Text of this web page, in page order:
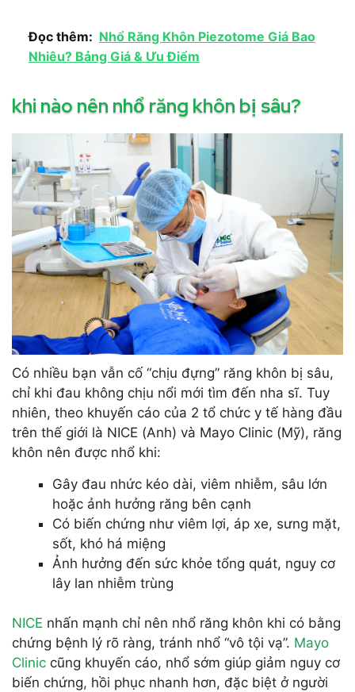
Đọc thêm: Nhổ Răng Khôn Piezotome Giá Bao
Nhiêu? Bảng Giá & Ưu Điểm
khi nào nên nhổ răng khôn bị sâu?
Có nhiều bạn vẫn cố “chịu đựng” răng khôn bị sâu,
chỉ khi đau không chịu nổi mới tìm đến nha sĩ. Tuy
nhiên, theo khuyến cáo của 2 tổ chức y tế hàng đầu
trên thế giới là NICE (Anh) và Mayo Clinic (Mỹ), răng
khôn nên được nhổ khi:
Gây đau nhức kéo dài, viêm nhiễm, sâu lớn
hoặc ảnh hưởng răng bên cạnh
Có biến chứng như viêm lợi, áp xe, sưng mặt,
sốt, khó há miệng
Ảnh hưởng đến sức khỏe tổng quát, nguy cơ
lây lan nhiễm trùng
NICE nhấn mạnh chỉ nên nhổ răng khôn khi có bằng
chứng bệnh lý rõ ràng, tránh nhổ “vô tội vạ”. Mayo
Clinic cũng khuyến cáo, nhổ sớm giúp giảm nguy cơ
biến chứng, hồi phục nhanh hơn, đặc biệt ở người